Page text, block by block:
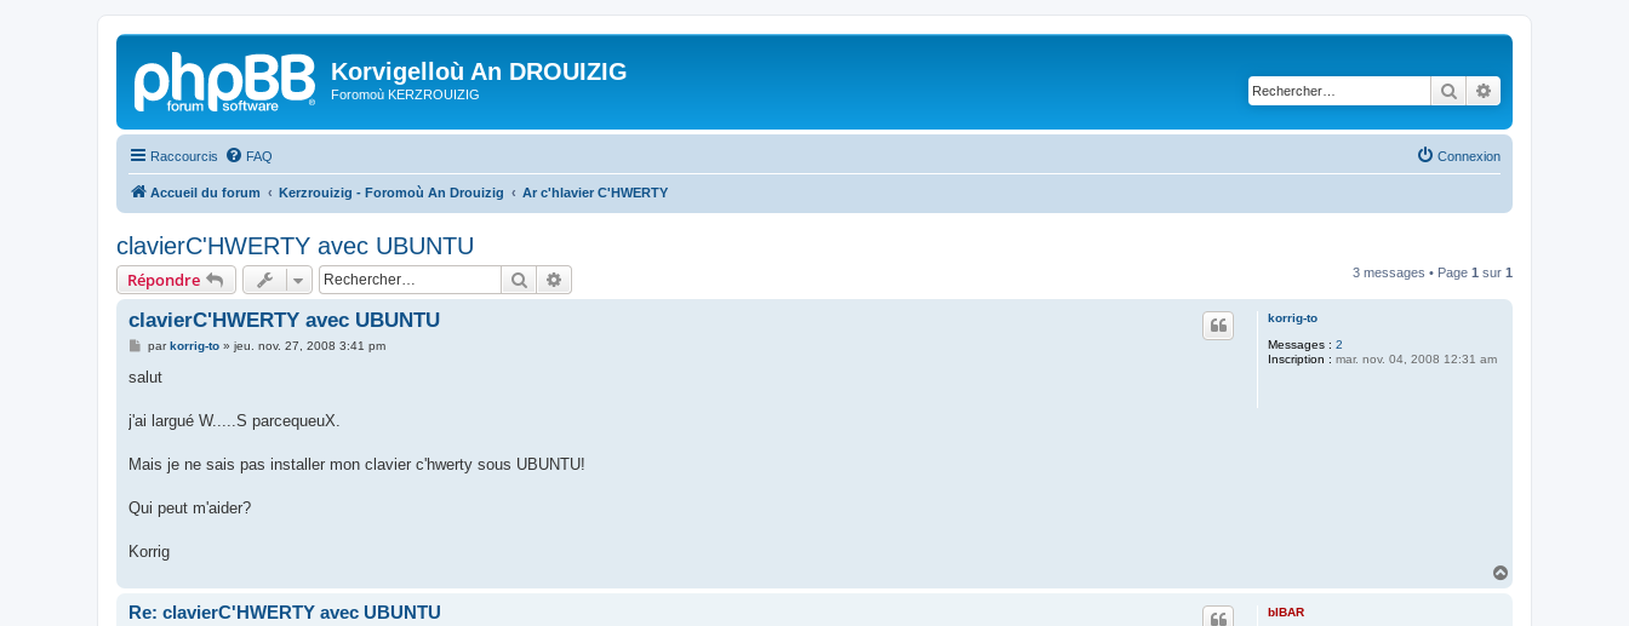
Korvigelloù An DROUIZIG
Foromoù KERZROUIZIG Rechercher
Raccourcis FAQ Connexion
Accueil du forum Kerzrouizig - Foromoù An Drouizig Ar c'hlavier C'HWERTY
clavierC'HWERTY avec UBUNTU
Répondre Rechercher 3 messages • Page 1 sur 1
korrig-to
Messages : 2
Inscription : mar. nov. 04, 2008 12:31 am
clavierC'HWERTY avec UBUNTU
M
s
g
parkorrig-to» jeu. nov. 27, 2008 3:41 pm
salut
j'ai largué W.....S parcequeuX.
Mais je ne sais pas installer mon clavier c'hwerty sous UBUNTU!
Qui peut m'aider?
Korrig
bIBAR
Re: clavierC'HWERTY avec UBUNTU